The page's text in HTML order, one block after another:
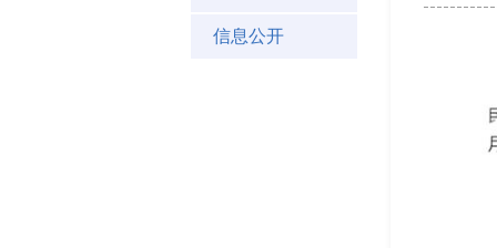
信息公开